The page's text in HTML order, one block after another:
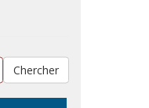
Chercher